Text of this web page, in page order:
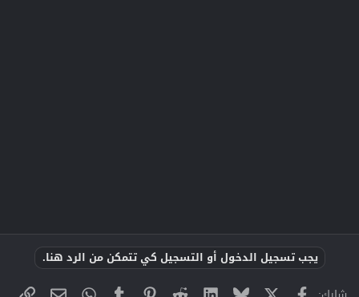
يجب تسجيل الدخول أو التسجيل كي تتمكن من الرد هنا.
شارك: فيسبوك Bluesky
LinkedIn
Reddit
Pinterest
Tumblr
WhatsApp
البريد